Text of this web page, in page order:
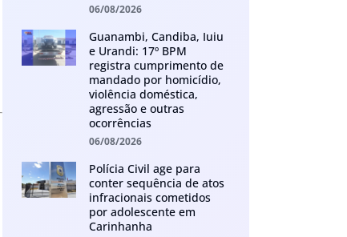
06/08/2026
Guanambi, Candiba, Iuiu
e Urandi: 17º BPM
registra cumprimento de
mandado por homicídio,
violência doméstica,
agressão e outras
ocorrências
06/08/2026
Polícia Civil age para
conter sequência de atos
infracionais cometidos
por adolescente em
Carinhanha